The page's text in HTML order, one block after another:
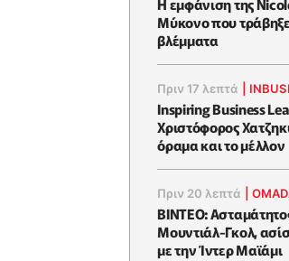
Μύκονο που
βλέμματα
Πριν 17 λεπτά
Inspiring Business
Χριστόφορος
όραμα και το μέλλον
Πριν 20 λεπτά |
BINTEO:
Μουντιάλ-Γκολ,
με την Ίντερ Μαϊάμι